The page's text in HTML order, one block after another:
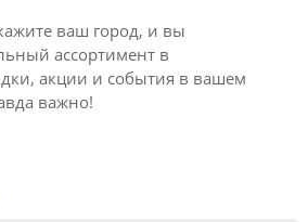
ваш город, и вы
ассортимент в
акции и события в вашем
важно!